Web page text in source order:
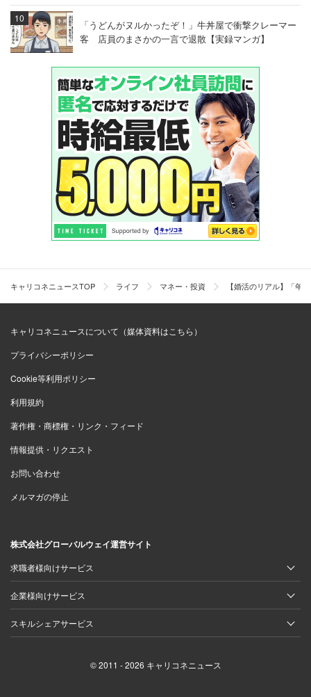
「うどんがヌルかったぞ！」牛丼屋で衝撃クレーマー
客 店員のまさかの一言で退散【実録マンガ】
キャリコネニュースTOP ライフ マネー・投資 【婚活のリアル】「年
キャリコネニュースについて（媒体資料はこちら）
プライバシーポリシー
Cookie等利用ポリシー
利用規約
著作権・商標権・リンク・フィード
情報提供・リクエスト
お問い合わせ
メルマガの停止
株式会社グローバルウェイ運営サイト
求職者様向けサービス
企業様向けサービス
スキルシェアサービス
© 2011 - 2026 キャリコネニュース